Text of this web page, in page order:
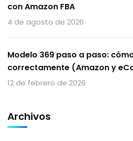
con Amazon FBA
4 de agosto de 2026
Modelo 369 paso a paso:
correctamente (Amazon y
12 de febrero de 2026
Archivos